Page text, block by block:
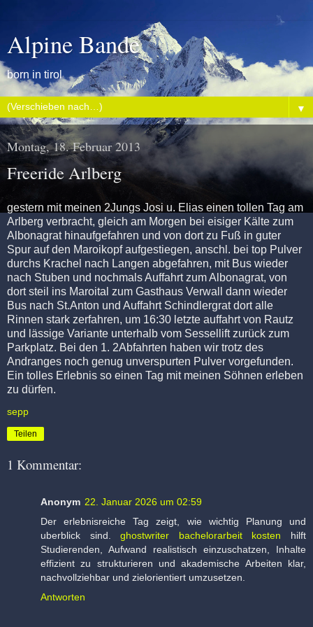
Alpine Bande
born in tirol
▼
Montag, 18. Februar 2013
Freeride Arlberg
gestern mit meinen 2Jungs Josi u. Elias einen tollen Tag am
Arlberg verbracht, gleich am Morgen bei eisiger Kälte zum
Albonagrat hinaufgefahren und von dort zu Fuß in guter
Spur auf den Maroikopf aufgestiegen, anschl. bei top Pulver
durchs Krachel nach Langen abgefahren, mit Bus wieder
nach Stuben und nochmals Auffahrt zum Albonagrat, von
dort steil ins Maroital zum Gasthaus Verwall dann wieder
Bus nach St.Anton und Auffahrt Schindlergrat dort alle
Rinnen stark zerfahren, um 16:30 letzte auffahrt von Rautz
und lässige Variante unterhalb vom Sessellift zurück zum
Parkplatz. Bei den 1. 2Abfahrten haben wir trotz des
Andranges noch genug unverspurten Pulver vorgefunden.
Ein tolles Erlebnis so einen Tag mit meinen Söhnen erleben
zu dürfen.
sepp
Teilen
1 Kommentar:
Anonym 22. Januar 2026 um 02:59
Der erlebnisreiche Tag zeigt, wie wichtig Planung und
uberblick sind.ghostwriter bachelorarbeit kosten hilft
Studierenden, Aufwand realistisch einzuschatzen, Inhalte
effizient zu strukturieren und akademische Arbeiten klar,
nachvollziehbar und zielorientiert umzusetzen.
Antworten